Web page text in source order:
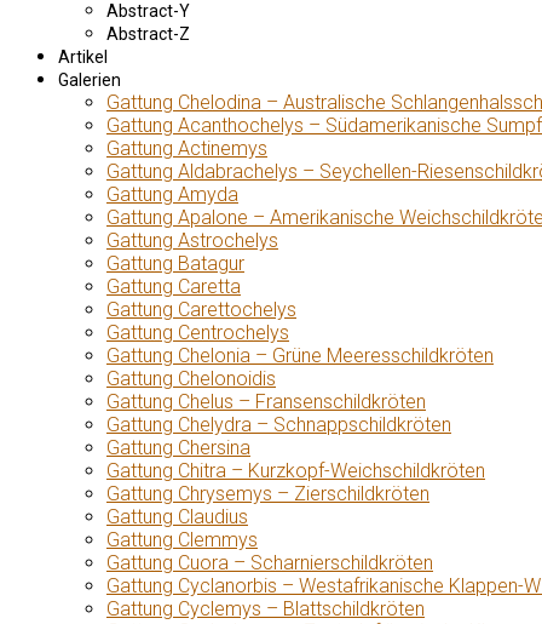
Abstract-Y
Abstract-Z
Artikel
Galerien
Gattung Chelodina – Australische
Gattung Acanthochelys – Südamerikanische
Gattung Actinemys
Gattung Aldabrachelys – Seychellen-
Gattung Amyda
Gattung Apalone – Amerikanische
Gattung Astrochelys
Gattung Batagur
Gattung Caretta
Gattung Carettochelys
Gattung Centrochelys
Gattung Chelonia – Grüne Meeresschildkröten
Gattung Chelonoidis
Gattung Chelus – Fransenschildkröten
Gattung Chelydra – Schnappschildkröten
Gattung Chersina
Gattung Chitra – Kurzkopf-Weichschildkröten
Gattung Chrysemys – Zierschildkröten
Gattung Claudius
Gattung Clemmys
Gattung Cuora – Scharnierschildkröten
Gattung Cyclanorbis – Westafrikanische Klappen-
Gattung Cyclemys – Blattschildkröten